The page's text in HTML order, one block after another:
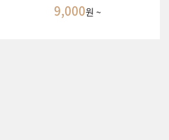
9,000원 ~